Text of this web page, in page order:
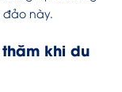
này.
khi du